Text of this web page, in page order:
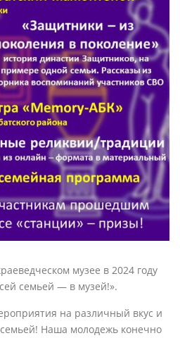
музее в 2024 году
семьей — в музей!».
на различный вкус и
Наша молодежь конечно